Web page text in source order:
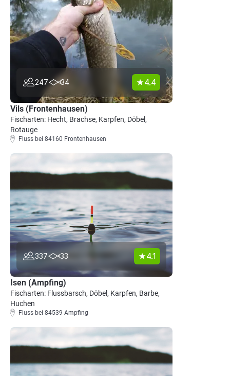
247 34 4.4
Vils (Frontenhausen)
Fischarten: Hecht, Brachse, Karpfen, Döbel,
Rotauge
Fluss bei 84160 Frontenhausen
337 33 4.1
Isen (Ampfing)
Fischarten: Flussbarsch, Döbel, Karpfen, Barbe,
Huchen
Fluss bei 84539 Ampfing